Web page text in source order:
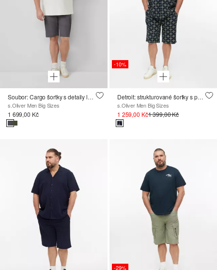
Soubor: Cargo šortky s detaily loga
s.Oliver Men Big Sizes
1 699,00 Kč
-10%
Detroit: strukturované šortky s potiskem po celé ploše
s.Oliver Men Big Sizes
1 259,00 Kč1 399,00 Kč
-29%